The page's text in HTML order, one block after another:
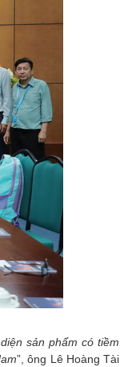
sản phẩm có tiềm
”, ông Lê Hoàng Tài